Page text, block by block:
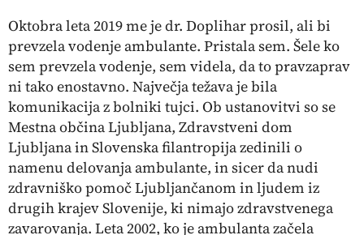
Oktobra leta 2019 me je dr. Doplihar prosil, ali bi
prevzela vodenje ambulante. Pristala sem. Šele ko
sem prevzela vodenje, sem videla, da to pravzaprav
ni tako enostavno. Največja težava je bila
komunikacija z bolniki tujci. Ob ustanovitvi so se
Mestna občina Ljubljana, Zdravstveni dom
Ljubljana in Slovenska filantropija zedinili o
namenu delovanja ambulante, in sicer da nudi
zdravniško pomoč Ljubljančanom in ljudem iz
drugih krajev Slovenije, ki nimajo zdravstvenega
zavarovanja. Leta 2002, ko je ambulanta začela